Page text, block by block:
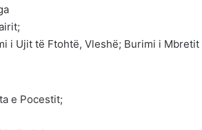
i Ujit të Ftohtë, Vleshë; Burimi i Mbretit
e Pocestit;